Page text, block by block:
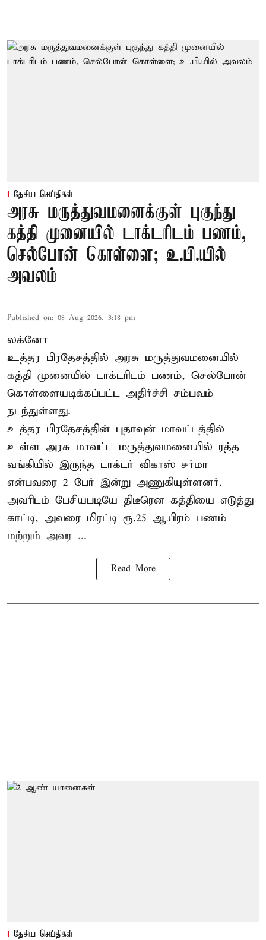
தேசிய செய்திகள்
அரசு மருத்துவமனைக்குள் புகுந்து
கத்தி முனையில் டாக்டரிடம் பணம்,
செல்போன் கொள்ளை; உ.பி.யில்
அவலம்
Published on: 08 Aug 2026, 3:18 pm
லக்னோ
உத்தர பிரதேசத்தில் அரசு மருத்துவமனையில்
கத்தி முனையில் டாக்டரிடம் பணம், செல்போன்
கொள்ளையடிக்கப்பட்ட அதிர்ச்சி சம்பவம்
நடந்துள்ளது.
உத்தர பிரதேசத்தின் புதாவுன் மாவட்டத்தில்
உள்ள அரசு மாவட்ட மருத்துவமனையில் ரத்த
வங்கியில் இருந்த டாக்டர் விகாஸ் சர்மா
என்பவரை 2 பேர் இன்று அணுகியுள்ளனர்.
அவரிடம் பேசியபடியே திடீரென கத்தியை எடுத்து
காட்டி, அவரை மிரட்டி ரூ.25 ஆயிரம் பணம்
மற்றும் அவர ...
Read More
தேசிய செய்திகள்